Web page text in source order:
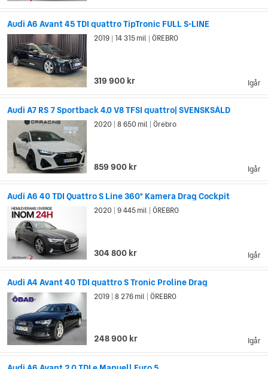
största succéer genom tiderna med stora framgångar i
rallyvärlden. I dag är Audi synonymt med Quattro och en
framgångsrik teknik för fyrhjulsdrift. Sloganen ”Vorsprung
durch Technik” (försprång genom teknik) har varit, och är,
fortfarande ett av Audis starka framgångsrecept. Med
banbrytande teknik och innovativ design sätter Audi normen
för andra bilmärken.
Audi A6 Avant 45 TDI quattro TipTronic FULL S-LINE
Igår
2019 14 315 mil ÖREBRO
319 900 kr
Audi A7 RS 7 Sportback 4.0 V8 TFSI quattro| SVENSKSÅLD
Igår
2020 8 650 mil Örebro
859 900 kr
Audi A6 40 TDI Quattro S Line 360° Kamera Drag Cockpit
Igår
2020 9 445 mil ÖREBRO
304 800 kr
Audi A4 Avant 40 TDI quattro S Tronic Proline Drag
Igår
2019 8 276 mil ÖREBRO
248 900 kr